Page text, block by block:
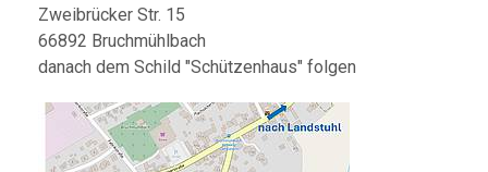
Zweibrücker Str. 15
66892 Bruchmühlbach
danach dem Schild "Schützenhaus" folgen